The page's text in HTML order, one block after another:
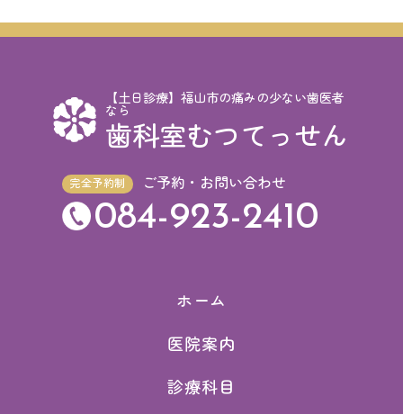
【土日診療】福山市の痛みの少ない歯医者
なら
歯科室むつてっせん
完全予約制 ご予約・お問い合わせ
084-923-2410
ホーム
医院案内
診療科目